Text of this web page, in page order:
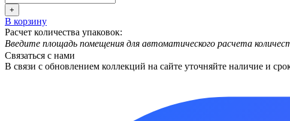
+
В корзину
Расчет количества упаковок:
Введите площадь помещения для автоматического расчета
Связаться с нами
В связи с обновлением коллекций на сайте уточняйте наличие и